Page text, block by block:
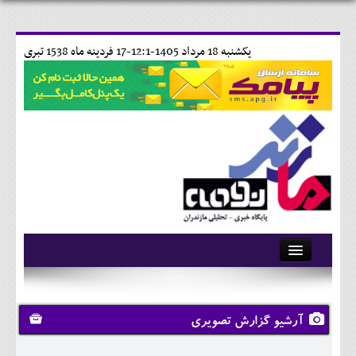
17 فردينه ماه 1538 تبری يکشنبه 18 مرداد 1405-12:1-
آرشیو
تماس با ما
وبلاگ
آرشیو گزارش تصویری